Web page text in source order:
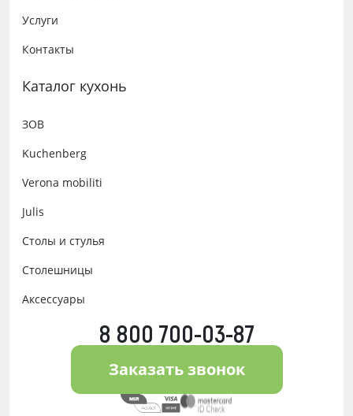
Услуги
Контакты
Каталог кухонь
ЗОВ
Kuchenberg
Verona mobiliti
Julis
Столы и стулья
Столешницы
Аксессуары
8 800 700-03-87
Заказать звонок